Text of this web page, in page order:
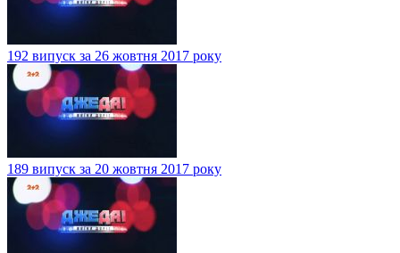
192 випуск за 26 жовтня 2017 року
189 випуск за 20 жовтня 2017 року